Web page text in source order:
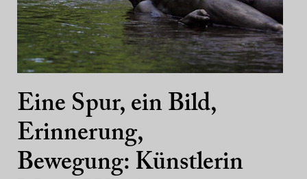
Eine Spur, ein Bild,
Erinnerung,
Bewegung: Künstlerin